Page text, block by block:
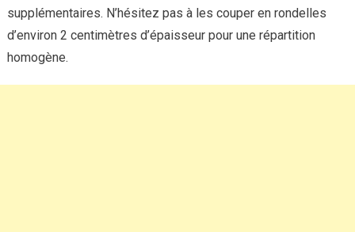
supplémentaires. N’hésitez pas à les couper en rondelles
d’environ 2 centimètres d’épaisseur pour une répartition
homogène.